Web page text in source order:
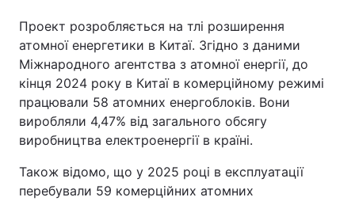
Проект розробляється на тлі розширення
атомної енергетики в Китаї. Згідно з даними
Міжнародного агентства з атомної енергії, до
кінця 2024 року в Китаї в комерційному режимі
працювали 58 атомних енергоблоків. Вони
виробляли 4,47% від загального обсягу
виробництва електроенергії в країні.
Також відомо, що у 2025 році в експлуатації
перебували 59 комерційних атомних